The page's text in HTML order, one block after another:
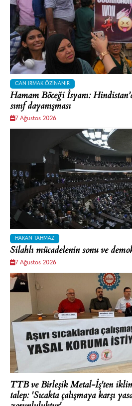
CAN IRMAK ÖZINANIR
Hamam Böceği İsyanı:
sınıf dayanışması
7 Ağustos 2026
HAKAN TAHMAZ
Silahlı mücadelenin sonu ve
7 Ağustos 2026
TTB ve Birleşik Metal-İş'ten
talep: 'Sıcakta çalışmaya karşı